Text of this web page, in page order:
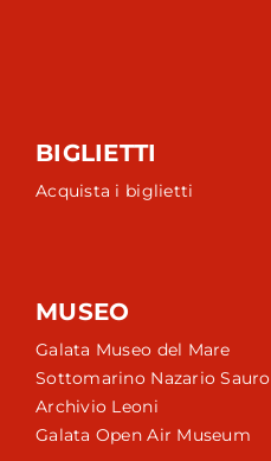
BIGLIETTI
Acquista i biglietti
MUSEO
Galata Museo del Mare
Sottomarino Nazario Sauro
Archivio Leoni
Galata Open Air Museum